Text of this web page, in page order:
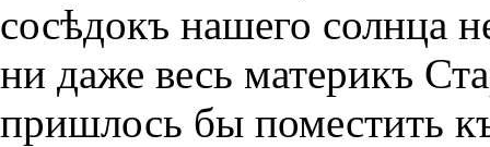
сосѣдокъ нашего солнца
ни даже весь материкъ
пришлось бы поместить